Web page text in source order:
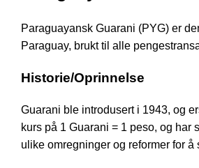
Paraguayansk Guarani (PYG) er
Paraguay, brukt til alle
Historie/Oprinnelse
Guarani ble introdusert i 1943, og
kurs på 1 Guarani = 1 peso, og har
ulike omregninger og reformer for